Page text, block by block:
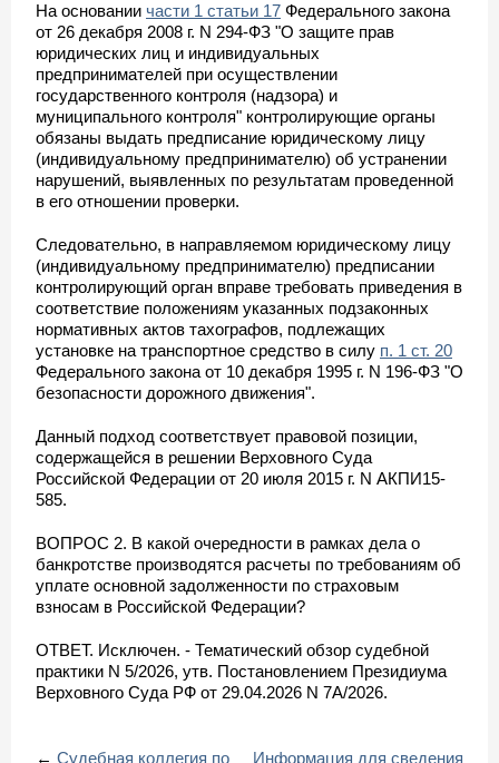
На основании части 1 статьи 17 Федерального закона
от 26 декабря 2008 г. N 294-ФЗ "О защите прав
юридических лиц и индивидуальных
предпринимателей при осуществлении
государственного контроля (надзора) и
муниципального контроля" контролирующие органы
обязаны выдать предписание юридическому лицу
(индивидуальному предпринимателю) об устранении
нарушений, выявленных по результатам проведенной
в его отношении проверки.
Следовательно, в направляемом юридическому лицу
(индивидуальному предпринимателю) предписании
контролирующий орган вправе требовать приведения в
соответствие положениям указанных подзаконных
нормативных актов тахографов, подлежащих
установке на транспортное средство в силу п. 1 ст. 20
Федерального закона от 10 декабря 1995 г. N 196-ФЗ "О
безопасности дорожного движения".
Данный подход соответствует правовой позиции,
содержащейся в решении Верховного Суда
Российской Федерации от 20 июля 2015 г. N АКПИ15-
585.
ВОПРОС 2. В какой очередности в рамках дела о
банкротстве производятся расчеты по требованиям об
уплате основной задолженности по страховым
взносам в Российской Федерации?
ОТВЕТ. Исключен. - Тематический обзор судебной
практики N 5/2026, утв. Постановлением Президиума
Верховного Суда РФ от 29.04.2026 N 7А/2026.
← Судебная коллегия по Информация для сведения